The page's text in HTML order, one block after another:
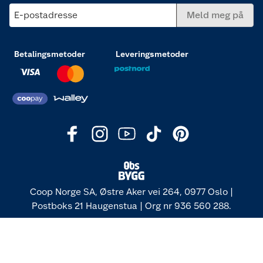
E-postadresse Meld meg på
Betalingsmetoder Leveringsmetoder
Coop Norge SA, Østre Aker vei 264, 0977 Oslo |
Postboks 21 Haugenstua | Org nr 936 560 288.